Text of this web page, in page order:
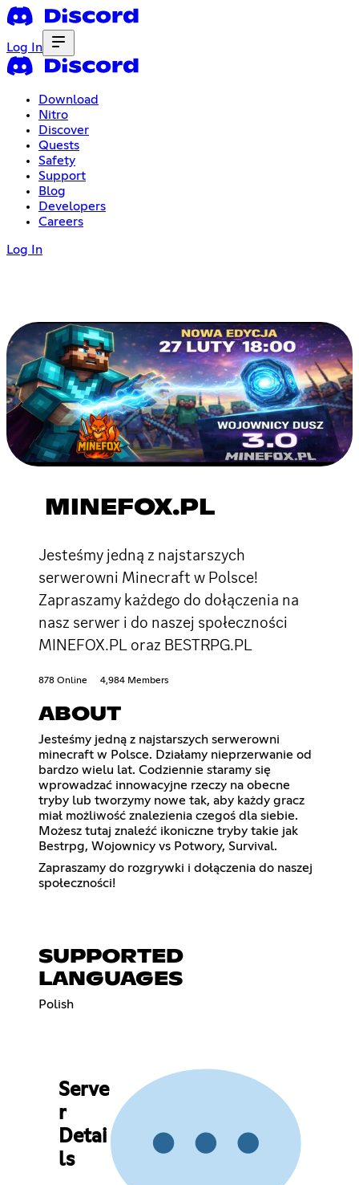
Log In
Download
Nitro
Discover
Quests
Safety
Support
Blog
Developers
Careers
Log In
MINEFOX.PL
Jesteśmy jedną z najstarszych
serwerowni Minecraft w Polsce!
Zapraszamy każdego do dołączenia na
nasz serwer i do naszej społeczności
MINEFOX.PL oraz BESTRPG.PL
878 Online 4,984 Members
ABOUT
Jesteśmy jedną z najstarszych serwerowni
minecraft w Polsce. Działamy nieprzerwanie od
bardzo wielu lat. Codziennie staramy się
wprowadzać innowacyjne rzeczy na obecne
tryby lub tworzymy nowe tak, aby każdy gracz
miał możliwość znalezienia czegoś dla siebie.
Możesz tutaj znaleźć ikoniczne tryby takie jak
Bestrpg, Wojownicy vs Potwory, Survival.
Zapraszamy do rozgrywki i dołączenia do naszej
społeczności!
SUPPORTED
LANGUAGES
Polish
Serve
r
Detai
ls